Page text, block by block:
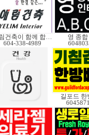
예림건축이 함께 합니다
604-338-4989
영 종
길포드 한